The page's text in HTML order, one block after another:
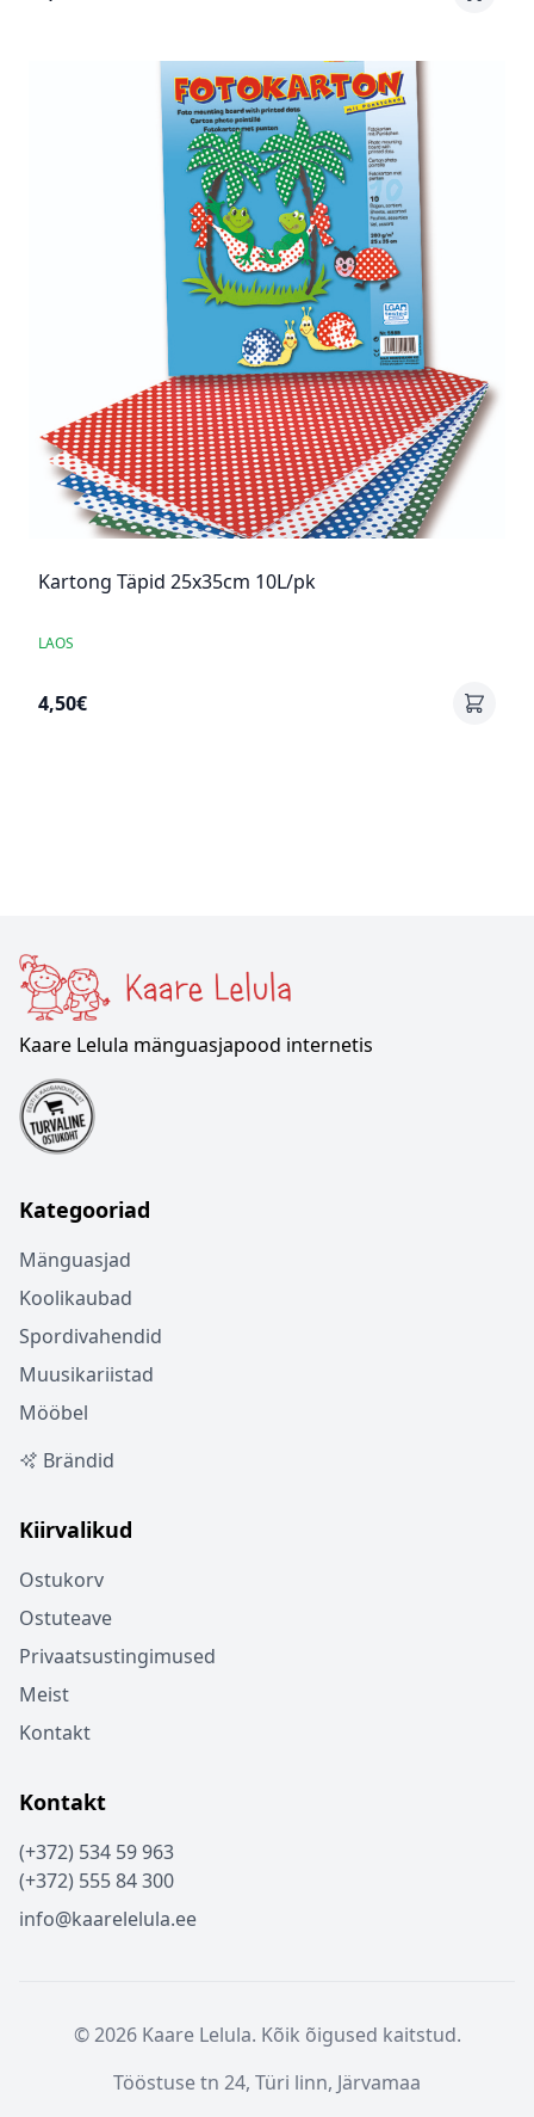
Kartong Täpid 25x35cm 10L/pk
LAOS
4,50€
Kaare Lelula mänguasjapood internetis
Kategooriad
Mänguasjad
Koolikaubad
Spordivahendid
Muusikariistad
Mööbel
Brändid
Kiirvalikud
Ostukorv
Ostuteave
Privaatsustingimused
Meist
Kontakt
Kontakt
(+372) 534 59 963
(+372) 555 84 300
info@kaarelelula.ee
© 2026 Kaare Lelula. Kõik õigused kaitstud.
Tööstuse tn 24, Türi linn, Järvamaa